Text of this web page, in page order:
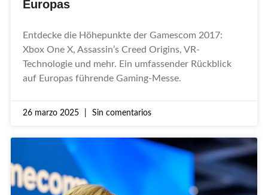
Europas
Entdecke die Höhepunkte der Gamescom 2017:
Xbox One X, Assassin’s Creed Origins, VR-
Technologie und mehr. Ein umfassender Rückblick
auf Europas führende Gaming-Messe.
26 marzo 2025 Sin comentarios